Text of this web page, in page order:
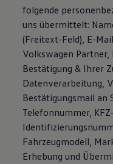
folgende
uns übermittelt:
(Freitext-Feld), E-
Volkswagen
Bestätigung & Ihrer
Datenverarbeitung,
Bestätigungsmail an
Telefonnummer,
Fahrzeugmodell,
Erhebung und